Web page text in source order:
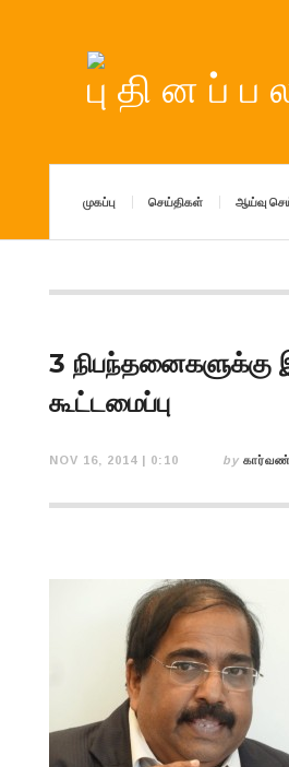
முகப்பு செய்திகள் ஆய்வு
3 நிபந்தனைகளுக்கு
கூட்டமைப்பு
NOV 16, 2014 | 0:10 by